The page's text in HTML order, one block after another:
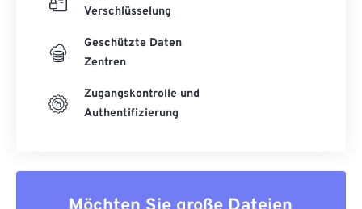
Verschlüsselung
Geschützte Daten
Zentren
Zugangskontrolle und
Authentifizierung